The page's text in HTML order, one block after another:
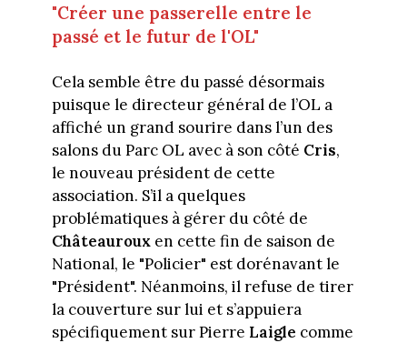
"Créer une passerelle entre le
passé et le futur de l'OL"
Cela semble être du passé désormais
puisque le directeur général de l’OL a
affiché un grand sourire dans l’un des
salons du Parc OL avec à son côté Cris,
le nouveau président de cette
association. S’il a quelques
problématiques à gérer du côté de
Châteaurouxen cette fin de saison de
National, le "Policier" est dorénavant le
"Président". Néanmoins, il refuse de tirer
la couverture sur lui et s’appuiera
spécifiquement sur Pierre Laigle comme